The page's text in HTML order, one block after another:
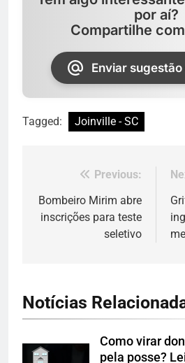
por aí?
Compartilhe
Enviar
Tagged: Joinville - SC
Navegação
de
Post
Previous:
Bombeiro Mirim abre
inscrições para teste
seletivo
Notícias
Como virar
pela posse?